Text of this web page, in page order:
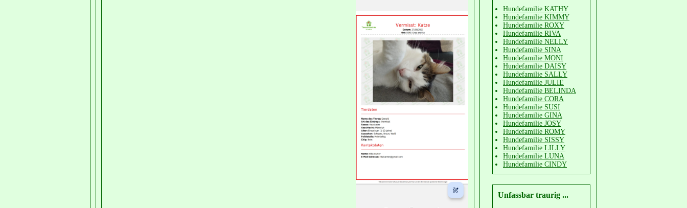
Hundefamilie KATHY
Hundefamilie KIMMY
Hundefamilie ROXY
Hundefamilie RIVA
Hundefamilie NELLY
Hundefamilie SINA
Hundefamilie MONI
Hundefamilie DAISY
Hundefamilie SALLY
Hundefamilie JULIE
Hundefamilie BELINDA
Hundefamilie CORA
Hundefamilie SUSI
Hundefamilie GINA
Hundefamilie JOSY
Hundefamilie ROMY
Hundefamilie SISSY
Hundefamilie LILLY
Hundefamilie LUNA
Hundefamilie CINDY
Unfassbar traurig ...